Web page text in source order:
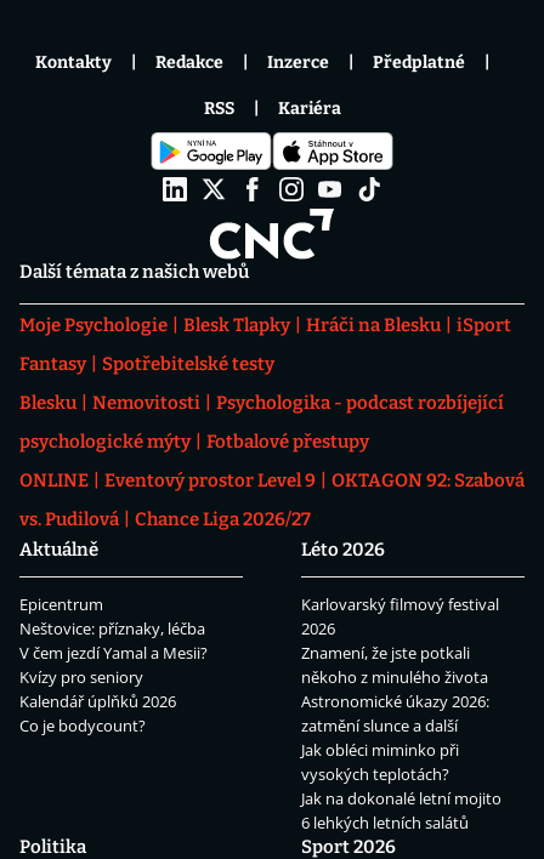
Další témata z našich webů
Moje Psychologie Blesk Tlapky Hráči na Blesku
iSport
Fantasy
Spotřebitelské testy
Blesku
Nemovitosti
Psychologika - podcast rozbíjející
psychologické mýty
Fotbalové přestupy
ONLINE
Eventový prostor Level 9
OKTAGON 92: Szabová
vs. Pudilová
Chance Liga 2026/27
Aktuálně
Epicentrum
Neštovice: příznaky, léčba
V čem jezdí Yamal a Mesii?
Kvízy pro seniory
Kalendář úplňků 2026
Co je bodycount?
Léto 2026
Karlovarský filmový festival
2026
Znamení, že jste potkali
někoho z minulého života
Astronomické úkazy 2026:
zatmění slunce a další
Jak obléci miminko při
vysokých teplotách?
Jak na dokonalé letní mojito
6 lehkých letních salátů
Politika
Sport 2026
Kontakty Redakce Inzerce Předplatné
RSS Kariéra